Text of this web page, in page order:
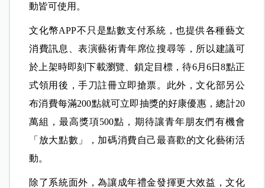
動皆可使用。
文化幣APP不只是點數支付系統，也提供各種藝文
消費訊息、表演藝術青年席位搜尋等，所以建議可
於上架時即刻下載瀏覽、鎖定目標，待6月6日8點正
式領用後，手刀註冊立即搶票。此外，文化部另公
布消費每滿200點就可立即抽獎的好康優惠，總計20
萬組，最高獎項500點，期待讓青年朋友們有機會
「放大點數」，加碼消費自己最喜歡的文化藝術活
動。
除了系統面外，為讓成年禮金發揮更大效益，文化